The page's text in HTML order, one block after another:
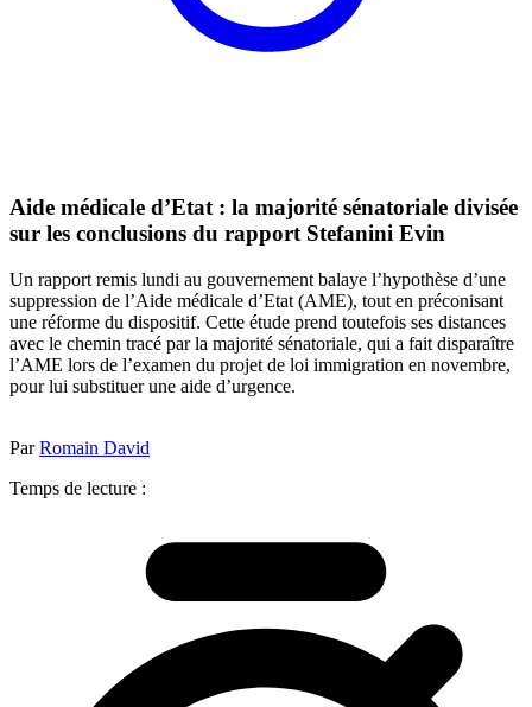
Aide médicale d’Etat : la majorité sénatoriale divisée
sur les conclusions du rapport Stefanini Evin
Un rapport remis lundi au gouvernement balaye l’hypothèse d’une
suppression de l’Aide médicale d’Etat (AME), tout en préconisant
une réforme du dispositif. Cette étude prend toutefois ses distances
avec le chemin tracé par la majorité sénatoriale, qui a fait disparaître
l’AME lors de l’examen du projet de loi immigration en novembre,
pour lui substituer une aide d’urgence.
ParRomain David
Temps de lecture :